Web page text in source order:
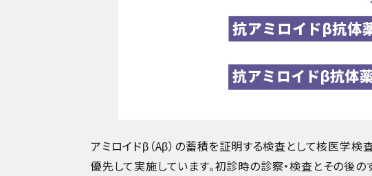
アミロイドβ（Aβ）の蓄積を証明する検査として核医学検
優先して実施しています。初診時の診察・検査とその後